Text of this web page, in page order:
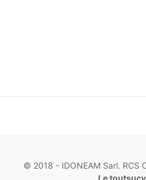
© 2018 - IDONEAM Sarl. RCS
Le